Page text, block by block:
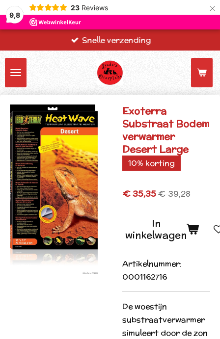
9,8
23 Reviews ×
Snelle verzending
Exoterra
Substraat Bodem
verwarmer
Desert Large
10% korting
€ 35,35€ 39,28
In
winkelwagen
Artikelnummer:
0001162716
De woestijn
substraatverwarmer
simuleert door de zon